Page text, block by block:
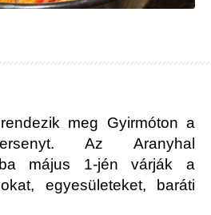
meg Gyirmóton a
Az Aranyhal
május 1-jén várják a
egyesületeket, baráti